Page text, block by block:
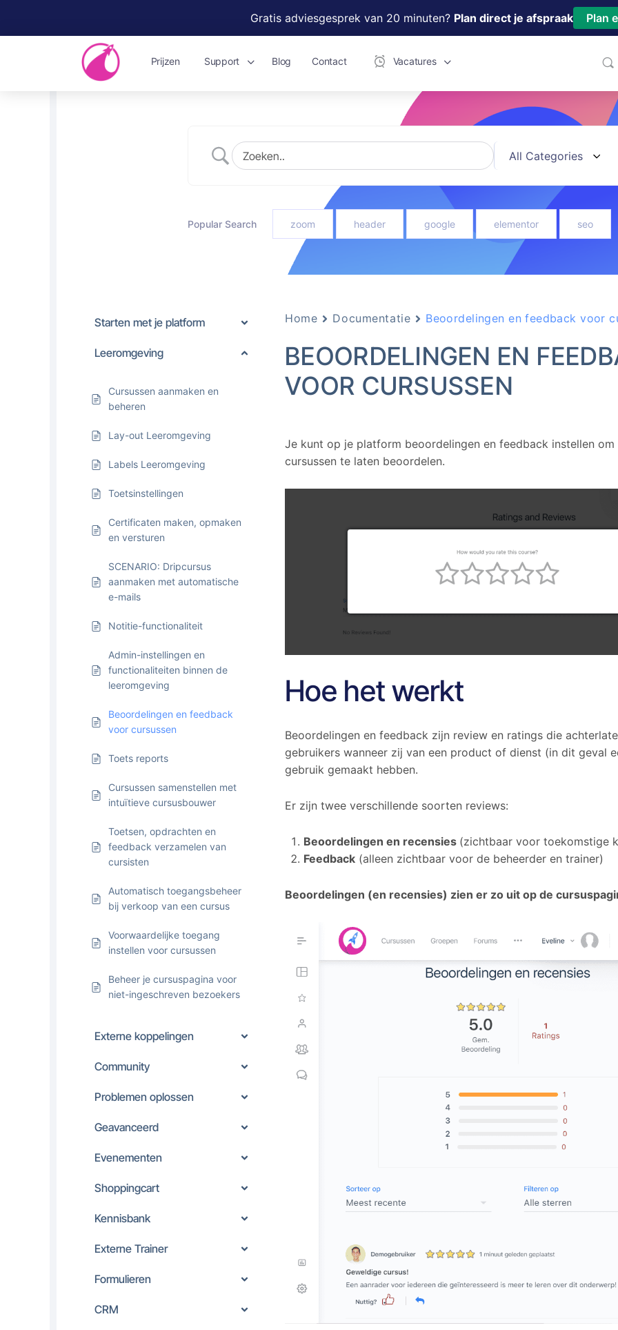
Gratis adviesgesprek van 20 minuten? Plan direct je afspraak Plan
Prijzen Support Blog Contact Vacatures
Popular Search zoom header google elementor seo
Starten met je platform
Leeromgeving
Cursussen aanmaken en
beheren
Lay-out Leeromgeving
Labels Leeromgeving
Toetsinstellingen
Certificaten maken, opmaken
en versturen
SCENARIO: Dripcursus
aanmaken met automatische
e-mails
Notitie-functionaliteit
Admin-instellingen en
functionaliteiten binnen de
leeromgeving
Beoordelingen en feedback
voor cursussen
Toets reports
Cursussen samenstellen met
intuïtieve cursusbouwer
Toetsen, opdrachten en
feedback verzamelen van
cursisten
Automatisch toegangsbeheer
bij verkoop van een cursus
Voorwaardelijke toegang
instellen voor cursussen
Beheer je cursuspagina voor
niet-ingeschreven bezoekers
Externe koppelingen
Community
Problemen oplossen
Geavanceerd
Evenementen
Shoppingcart
Kennisbank
Externe Trainer
Formulieren
CRM
Home Documentatie Beoordelingen en feedback voor
BEOORDELINGEN EN
VOOR CURSUSSEN
Je kunt op je platform beoordelingen en feedback instellen om
cursussen te laten beoordelen.
Hoe het werkt
Beoordelingen en feedback zijn review en ratings die
gebruikers wanneer zij van een product of dienst (in dit geval
gebruik gemaakt hebben.
Er zijn twee verschillende soorten reviews:
Beoordelingen en recensies (zichtbaar voor toekomstige
Feedback (alleen zichtbaar voor de beheerder en trainer)
Beoordelingen (en recensies) zien er zo uit op de